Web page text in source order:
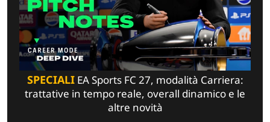
SPECIALIEA Sports FC 27, modalità Carriera:
trattative in tempo reale, overall dinamico e le
altre novità